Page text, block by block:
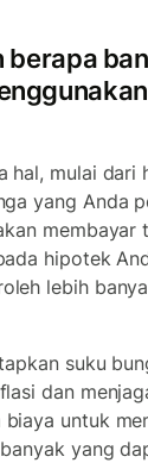
berapa
hal, mulai dari
yang Anda
hipotek
lebih
suku
dan
untuk
yang